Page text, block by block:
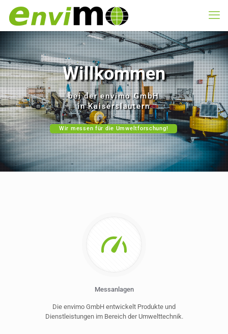
Willkommen
bei der envimo GmbH
in Kaiserslautern
Wir messen für die Umweltforschung!
Messanlagen
Die envimo GmbH entwickelt Produkte und
Dienstleistungen im Bereich der Umwelttechnik.